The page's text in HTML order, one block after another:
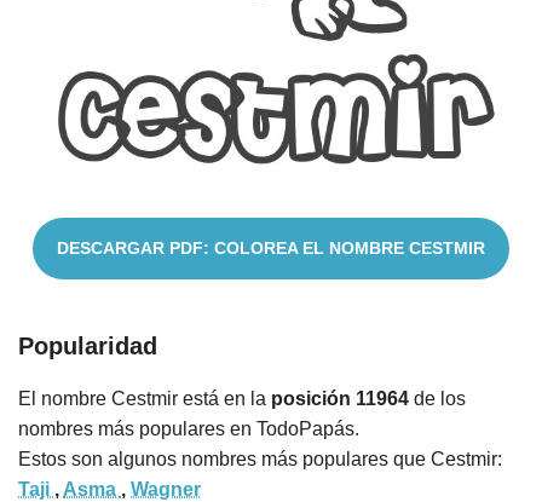
DESCARGAR PDF: COLOREA EL NOMBRE CESTMIR
Popularidad
El nombre Cestmir está en la posición 11964 de los
nombres más populares en TodoPapás.
Estos son algunos nombres más populares que Cestmir:
Taji , Asma , Wagner